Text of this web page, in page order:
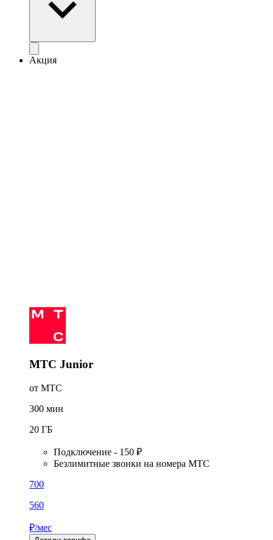
Акция
МТС Junior
от МТС
300 мин
20 ГБ
Подключение - 150 ₽
Безлимитные звонки на номера МТС
700
560
₽/мес